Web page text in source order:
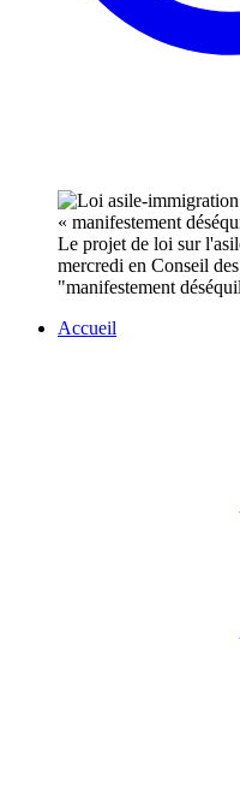
Le projet de loi sur
mercredi en Conseil
"manifestement
Accueil